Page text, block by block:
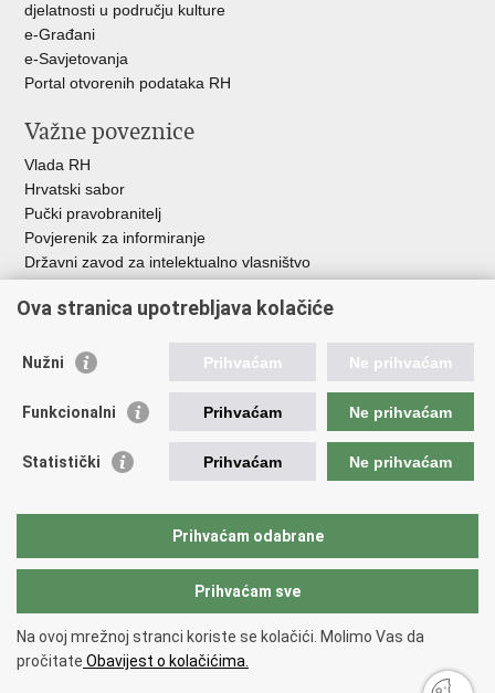
djelatnosti u području kulture
e-Građani
e-Savjetovanja
Portal otvorenih podataka RH
Važne poveznice
Vlada RH
Hrvatski sabor
Pučki pravobranitelj
Povjerenik za informiranje
Državni zavod za intelektualno vlasništvo
HAKOM
Ostale poveznice
Hrvatski audiovizualni centar
Creative Europe
EU National Institutes for Culture
Međunarodni centar za podvodnu arheologiju u Zadru (MCPA)
Copyright © 2026 Ministarstvo kulture i medija.
pristupačnosti.
Ova stranica upotrebljava kolačiće
Nužni Prihvaćam Ne prihvaćam
Funkcionalni Prihvaćam Ne prihvaćam
Statistički Prihvaćam Ne prihvaćam
Prihvaćam odabrane
Prihvaćam sve
Na ovoj mrežnoj stranci koriste se kolačići. Molimo Vas da
pročitate Obavijest o kolačićima.